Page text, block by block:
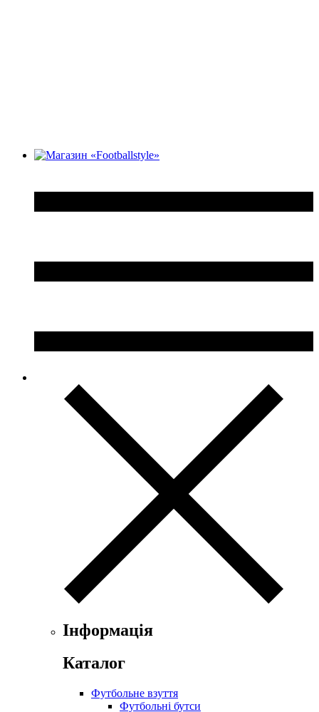
Інформація
Каталог
Футбольне взуття
Футбольні бутси